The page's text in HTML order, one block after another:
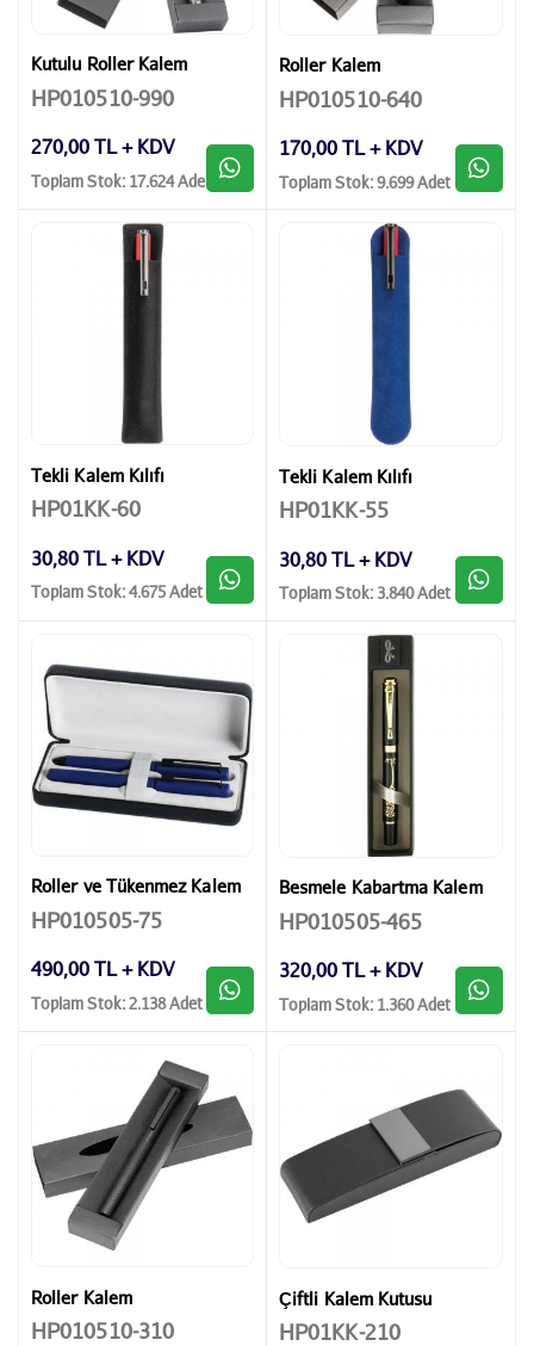
Kutulu Roller Kalem
HP010510-990
270,00 TL + KDV
Toplam Stok: 17.624 Adet
Roller Kalem
HP010510-640
170,00 TL + KDV
Toplam Stok: 9.699 Adet
Tekli Kalem Kılıfı
HP01KK-60
30,80 TL + KDV
Toplam Stok: 4.675 Adet
Tekli Kalem Kılıfı
HP01KK-55
30,80 TL + KDV
Toplam Stok: 3.840 Adet
Roller ve Tükenmez Kalem
HP010505-75
490,00 TL + KDV
Toplam Stok: 2.138 Adet
Besmele Kabartma Kalem
HP010505-465
320,00 TL + KDV
Toplam Stok: 1.360 Adet
Roller Kalem
HP010510-310
Çiftli Kalem Kutusu
HP01KK-210